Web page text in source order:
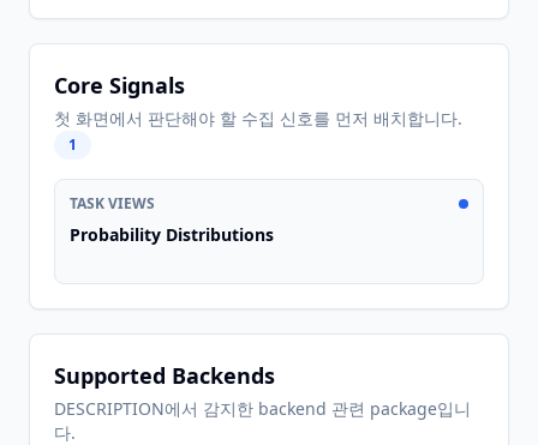
Core Signals
첫 화면에서 판단해야 할 수집 신호를 먼저 배치합니다.
1
TASK VIEWS
Probability Distributions
Supported Backends
DESCRIPTION에서 감지한 backend 관련 package입니
다.